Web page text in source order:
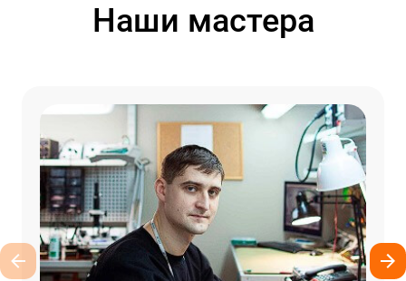
Наши мастера